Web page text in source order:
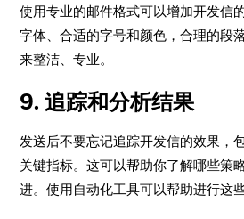
使用专业的邮件格式可以增加开发信
字体、合适的字号和颜色，合理的段
来整洁、专业。
9. 追踪和分析结果
发送后不要忘记追踪开发信的效果，
关键指标。这可以帮助你了解哪些策
进。使用自动化工具可以帮助进行这些